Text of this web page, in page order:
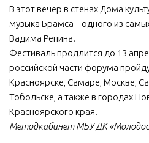
В этот вечер в стенах Дома
музыка Брамса – одного из
Вадима Репина.
Фестиваль продлится до 13
российской части форума
Красноярске, Самаре, Москве,
Тобольске, а также в городах
Красноярского края.
Методкабинет МБУ ДК